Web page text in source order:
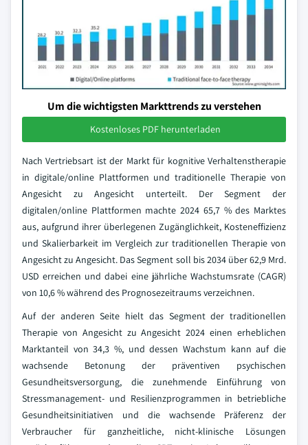
Um die wichtigsten Markttrends zu verstehen
Kostenloses PDF herunterladen
Nach Vertriebsart ist der Markt für kognitive Verhaltenstherapie
in digitale/online Plattformen und traditionelle Therapie von
Angesicht zu Angesicht unterteilt. Der Segment der
digitalen/online Plattformen machte 2024 65,7 % des Marktes
aus, aufgrund ihrer überlegenen Zugänglichkeit, Kosteneffizienz
und Skalierbarkeit im Vergleich zur traditionellen Therapie von
Angesicht zu Angesicht. Das Segment soll bis 2034 über 62,9 Mrd.
USD erreichen und dabei eine jährliche Wachstumsrate (CAGR)
von 10,6 % während des Prognosezeitraums verzeichnen.
Auf der anderen Seite hielt das Segment der traditionellen
Therapie von Angesicht zu Angesicht 2024 einen erheblichen
Marktanteil von 34,3 %, und dessen Wachstum kann auf die
wachsende Betonung der präventiven psychischen
Gesundheitsversorgung, die zunehmende Einführung von
Stressmanagement- und Resilienzprogrammen in betriebliche
Gesundheitsinitiativen und die wachsende Präferenz der
Verbraucher für ganzheitliche, nicht-klinische Lösungen